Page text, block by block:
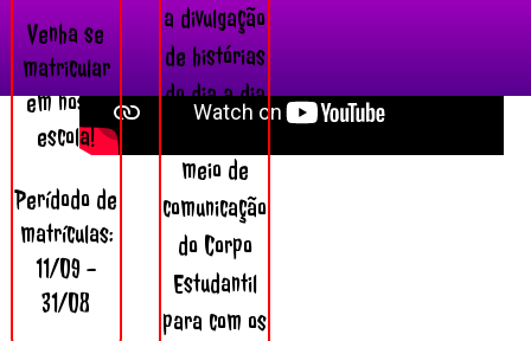
Venha se
matricular
em nossa
escola!
Perídodo de
matrículas:
11/09 -
31/08
a divulgação
de histórias
do dia a dia
meio de
comunicação
do Corpo
Estudantil
para com os